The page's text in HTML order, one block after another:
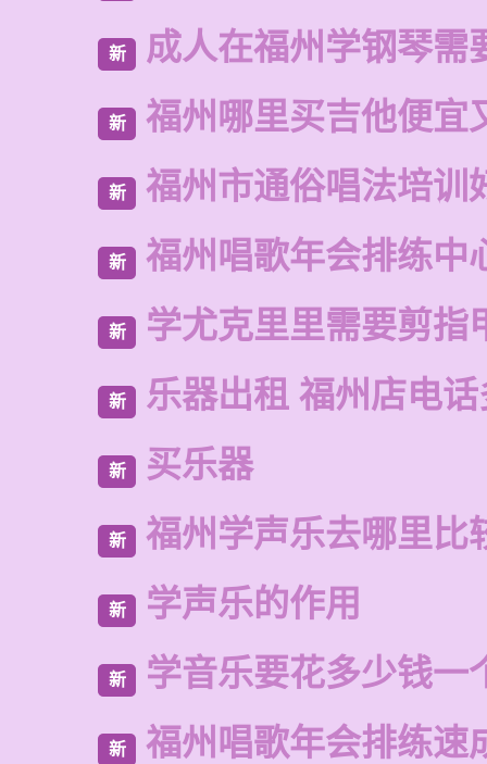
新 成人在福州学钢琴需
新 福州哪里买吉他便宜
新 福州市通俗唱法培训
新 福州唱歌年会排练中
新 学尤克里里需要剪指
新 乐器出租 福州店电
新 买乐器
新 福州学声乐去哪里比
新 学声乐的作用
新 学音乐要花多少钱一
新 福州唱歌年会排练速